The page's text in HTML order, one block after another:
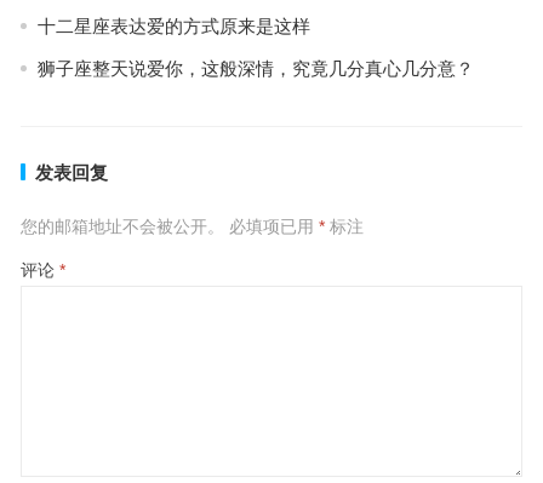
十二星座表达爱的方式原来是这样
狮子座整天说爱你，这般深情，究竟几分真心几分意？
发表回复
您的邮箱地址不会被公开。 必填项已用 *标注
评论 *